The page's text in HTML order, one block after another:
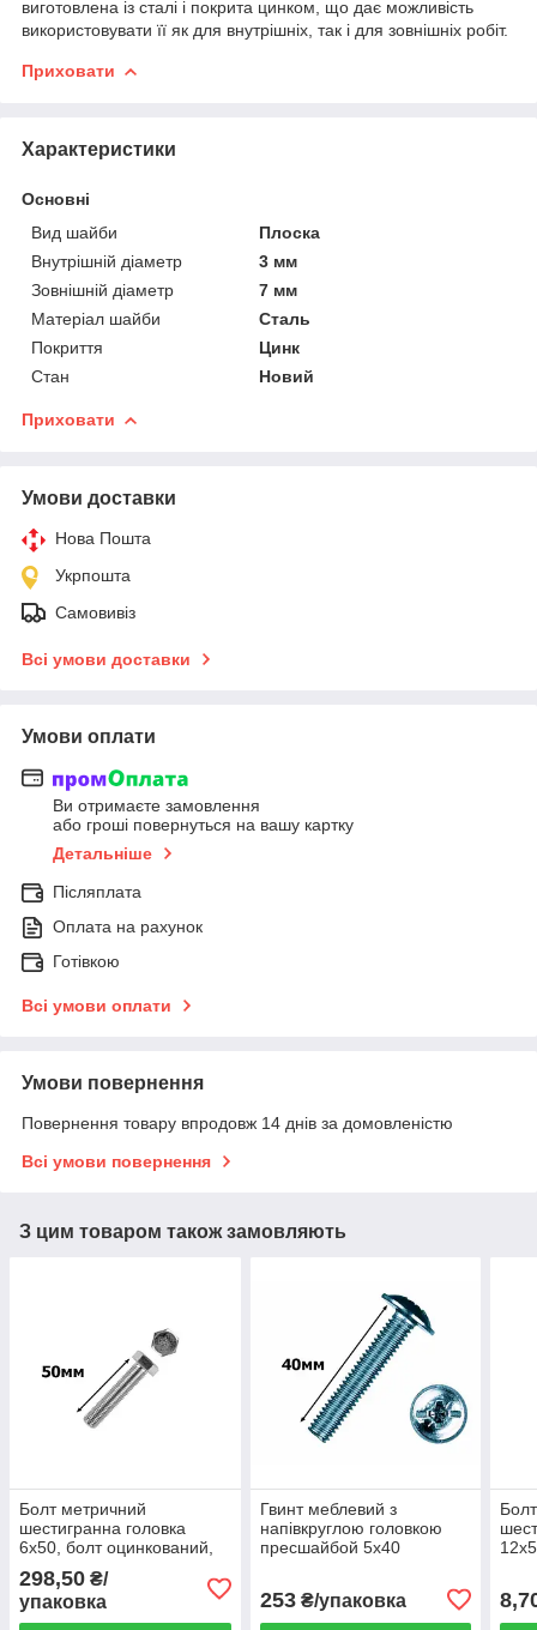
виготовлена із сталі і покрита цинком, що дає можливість
використовувати її як для внутрішніх, так і для зовнішніх робіт.
Приховати
Характеристики
Основні
Вид шайби
Плоска
Внутрішній діаметр
3 мм
Зовнішній діаметр
7 мм
Матеріал шайби
Сталь
Покриття
Цинк
Стан
Новий
Приховати
Умови доставки
Нова Пошта
Укрпошта
Самовивіз
Всі умови доставки
Умови оплати
Ви отримаєте замовлення
або гроші повернуться на вашу картку
Детальніше
Післяплата
Оплата на рахунок
Готівкою
Всі умови оплати
Умови повернення
Повернення товару впродовж 14 днів за домовленістю
Всі умови повернення
З цим товаром також замовляють
Болт метричний
шестигранна головка
6х50, болт оцинкований,
298,50 ₴/
упаковка
Гвинт меблевий з
напівкруглою головкою
пресшайбой 5х40
253₴/упаковка